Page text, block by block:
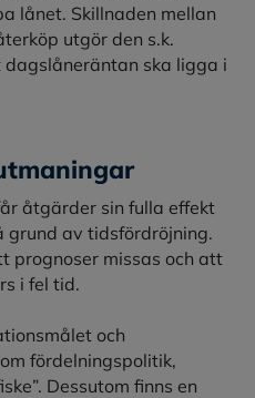
lånet. Skillnaden mellan
utgör den s.k.
ska ligga i
åtgärder sin fulla effekt
av tidsfördröjning.
prognoser missas och att
i fel tid.
och
fördelningspolitik,
Dessutom finns en